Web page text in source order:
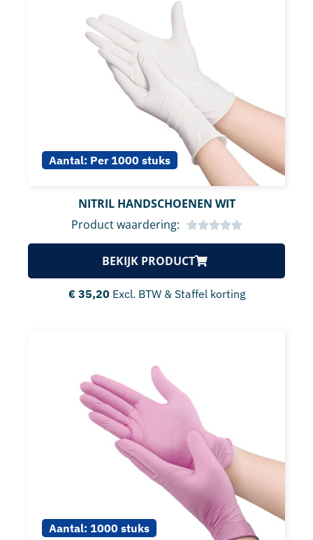
Aantal: Per 1000 stuks
NITRIL HANDSCHOENEN WIT
Product waardering:
BEKIJK PRODUCT
€35,20 Excl. BTW & Staffel korting
Aantal: 1000 stuks